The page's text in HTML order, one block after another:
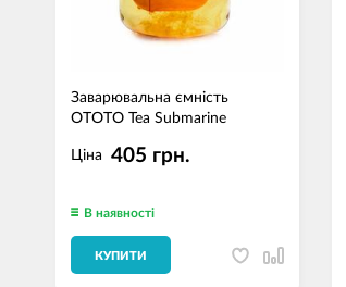
Заварювальна ємність
OTOTO Tea Submarine
Ціна 405 грн.
В наявності
КУПИТИ